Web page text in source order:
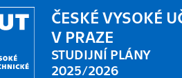
ČESKÉ VYSOKÉ
V PRAZE
STUDIJNÍ PLÁNY
2025/2026